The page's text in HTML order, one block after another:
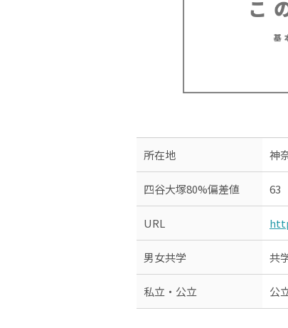
所在地 神
四谷大塚80%偏差値 63
URL
男女共学 共
私立・公立 公